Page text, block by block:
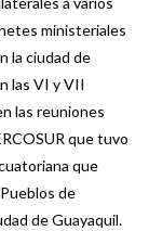
ministeriales
la ciudad de
las VI y VII
las reuniones
que tuvo
que
de
de Guayaquil.